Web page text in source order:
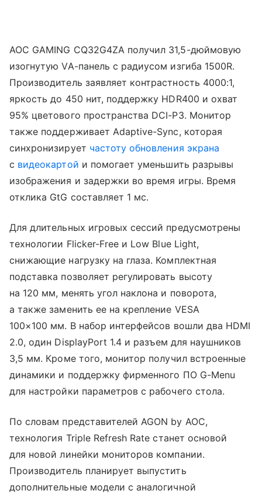
AOC GAMING CQ32G4ZA получил 31,5-дюймовую
изогнутую VA-панель с радиусом изгиба 1500R.
Производитель заявляет контрастность 4000:1,
яркость до 450 нит, поддержку HDR400 и охват
95% цветового пространства DCI-P3. Монитор
также поддерживает Adaptive-Sync, которая
синхронизирует частоту обновления экрана
с видеокартой и помогает уменьшить разрывы
изображения и задержки во время игры. Время
отклика GtG составляет 1 мс.
Для длительных игровых сессий предусмотрены
технологии Flicker-Free и Low Blue Light,
снижающие нагрузку на глаза. Комплектная
подставка позволяет регулировать высоту
на 120 мм, менять угол наклона и поворота,
а также заменить ее на крепление VESA
100×100 мм. В набор интерфейсов вошли два HDMI
2.0, один DisplayPort 1.4 и разъем для наушников
3,5 мм. Кроме того, монитор получил встроенные
динамики и поддержку фирменного ПО G-Menu
для настройки параметров с рабочего стола.
По словам представителей AGON by AOC,
технология Triple Refresh Rate станет основой
для новой линейки мониторов компании.
Производитель планирует выпустить
дополнительные модели с аналогичной